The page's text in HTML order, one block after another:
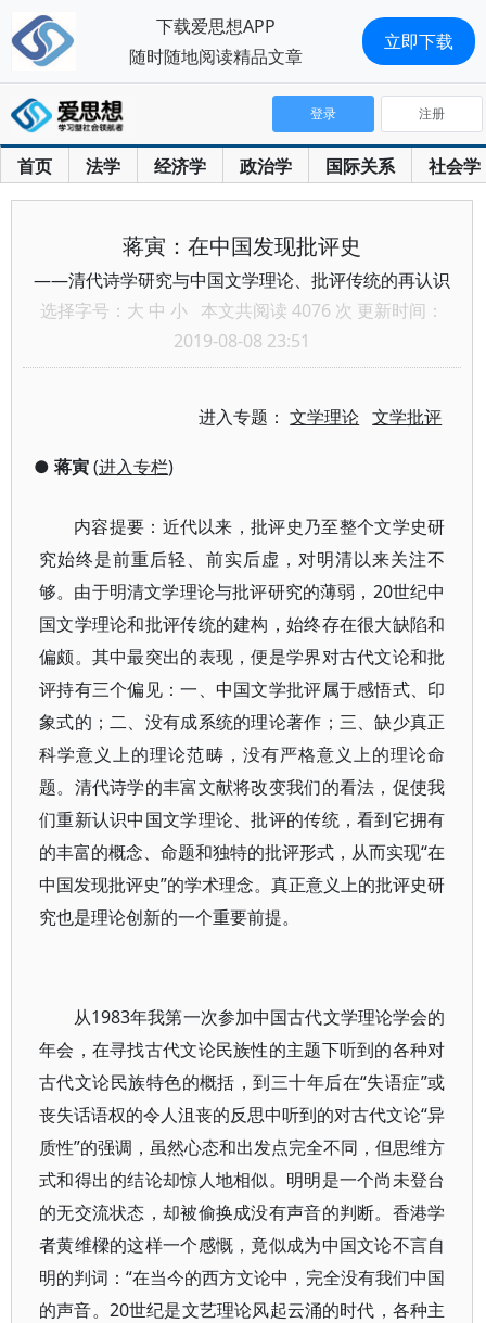
首页 法学 经济学 政治学 国际关系 社会学
登录 注册
蒋寅：在中国发现批评史
——清代诗学研究与中国文学理论、批评传统的再认识
选择字号： 大 中 小 本文共阅读 4076 次 更新时间：
2019-08-08 23:51
进入专题：文学理论 文学批评
● 蒋寅(进入专栏)
内容提要：近代以来，批评史乃至整个文学史研
究始终是前重后轻、前实后虚，对明清以来关注不
够。由于明清文学理论与批评研究的薄弱，20世纪中
国文学理论和批评传统的建构，始终存在很大缺陷和
偏颇。其中最突出的表现，便是学界对古代文论和批
评持有三个偏见：一、中国文学批评属于感悟式、印
象式的；二、没有成系统的理论著作；三、缺少真正
科学意义上的理论范畴，没有严格意义上的理论命
题。清代诗学的丰富文献将改变我们的看法，促使我
们重新认识中国文学理论、批评的传统，看到它拥有
的丰富的概念、命题和独特的批评形式，从而实现“在
中国发现批评史”的学术理念。真正意义上的批评史研
究也是理论创新的一个重要前提。
从1983年我第一次参加中国古代文学理论学会的
年会，在寻找古代文论民族性的主题下听到的各种对
古代文论民族特色的概括，到三十年后在“失语症”或
丧失话语权的令人沮丧的反思中听到的对古代文论“异
质性”的强调，虽然心态和出发点完全不同，但思维方
式和得出的结论却惊人地相似。明明是一个尚未登台
的无交流状态，却被偷换成没有声音的判断。香港学
者黄维樑的这样一个感慨，竟似成为中国文论不言自
明的判词：“在当今的西方文论中，完全没有我们中国
的声音。20世纪是文艺理论风起云涌的时代，各种主
下载爱思想APP
随时随地阅读精品文章
立即下载